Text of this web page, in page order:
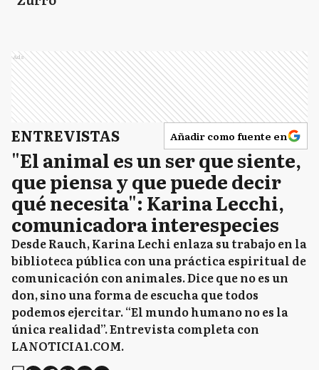
Ads
ENTREVISTAS Añadir como fuente en
"El animal es un ser que siente,
que piensa y que puede decir
qué necesita": Karina Lecchi,
comunicadora interespecies
Desde Rauch, Karina Lechi enlaza su trabajo en la
biblioteca pública con una práctica espiritual de
comunicación con animales. Dice que no es un
don, sino una forma de escucha que todos
podemos ejercitar. “El mundo humano no es la
única realidad”. Entrevista completa con
LANOTICIA1.COM.